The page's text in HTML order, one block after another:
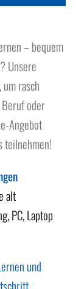
– bequem
Unsere
rasch
oder
Angebot
teilnehmen!
alt
PC, Laptop
und